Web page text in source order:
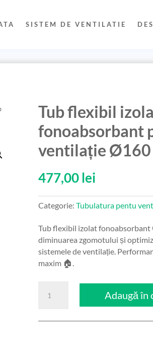
SISTEM DE VENTILATIE
Tub flexibil
fonoabsorbant
ventilație Ø160
477,00 lei
Categorie: Tubulatura pentu
Tub flexibil izolat fonoabsorbant
diminuarea zgomotului și
sistemele de ventilație.
maxim 🏠.
Tub
izolat
Adaugă în